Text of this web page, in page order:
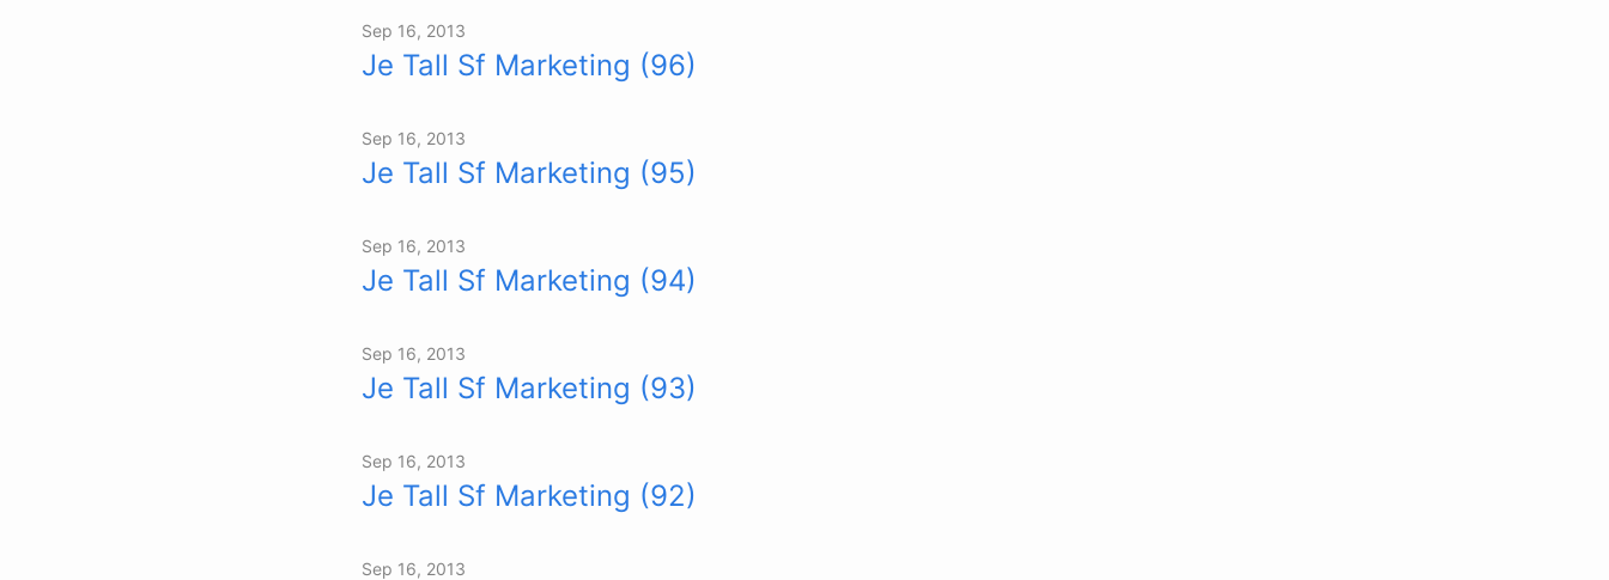
Sep 16, 2013
Je Tall Sf Marketing (96)
Sep 16, 2013
Je Tall Sf Marketing (95)
Sep 16, 2013
Je Tall Sf Marketing (94)
Sep 16, 2013
Je Tall Sf Marketing (93)
Sep 16, 2013
Je Tall Sf Marketing (92)
Sep 16, 2013